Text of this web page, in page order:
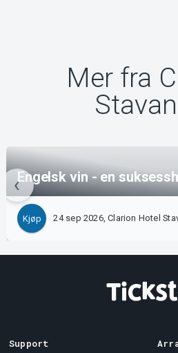
Mer fra
Engelsk vin - en
Kjøp 24 sep 2026, Clarion Hotel
Support